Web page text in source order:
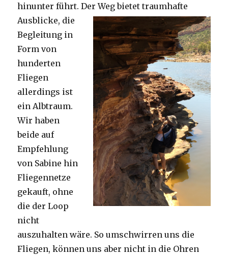
hinunter führt. Der Weg bietet traumhafte
Ausblicke, die
Begleitung in
Form von
hunderten
Fliegen
allerdings ist
ein Albtraum.
Wir haben
beide auf
Empfehlung
von Sabine hin
Fliegennetze
gekauft, ohne
die der Loop
nicht
auszuhalten wäre. So umschwirren uns die
Fliegen, können uns aber nicht in die Ohren